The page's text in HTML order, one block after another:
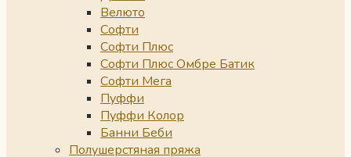
Велюто
Софти
Софти Плюс
Софти Плюс Омбре Батик
Софти Мега
Пуффи
Пуффи Колор
Банни Беби
Полушерстяная пряжа